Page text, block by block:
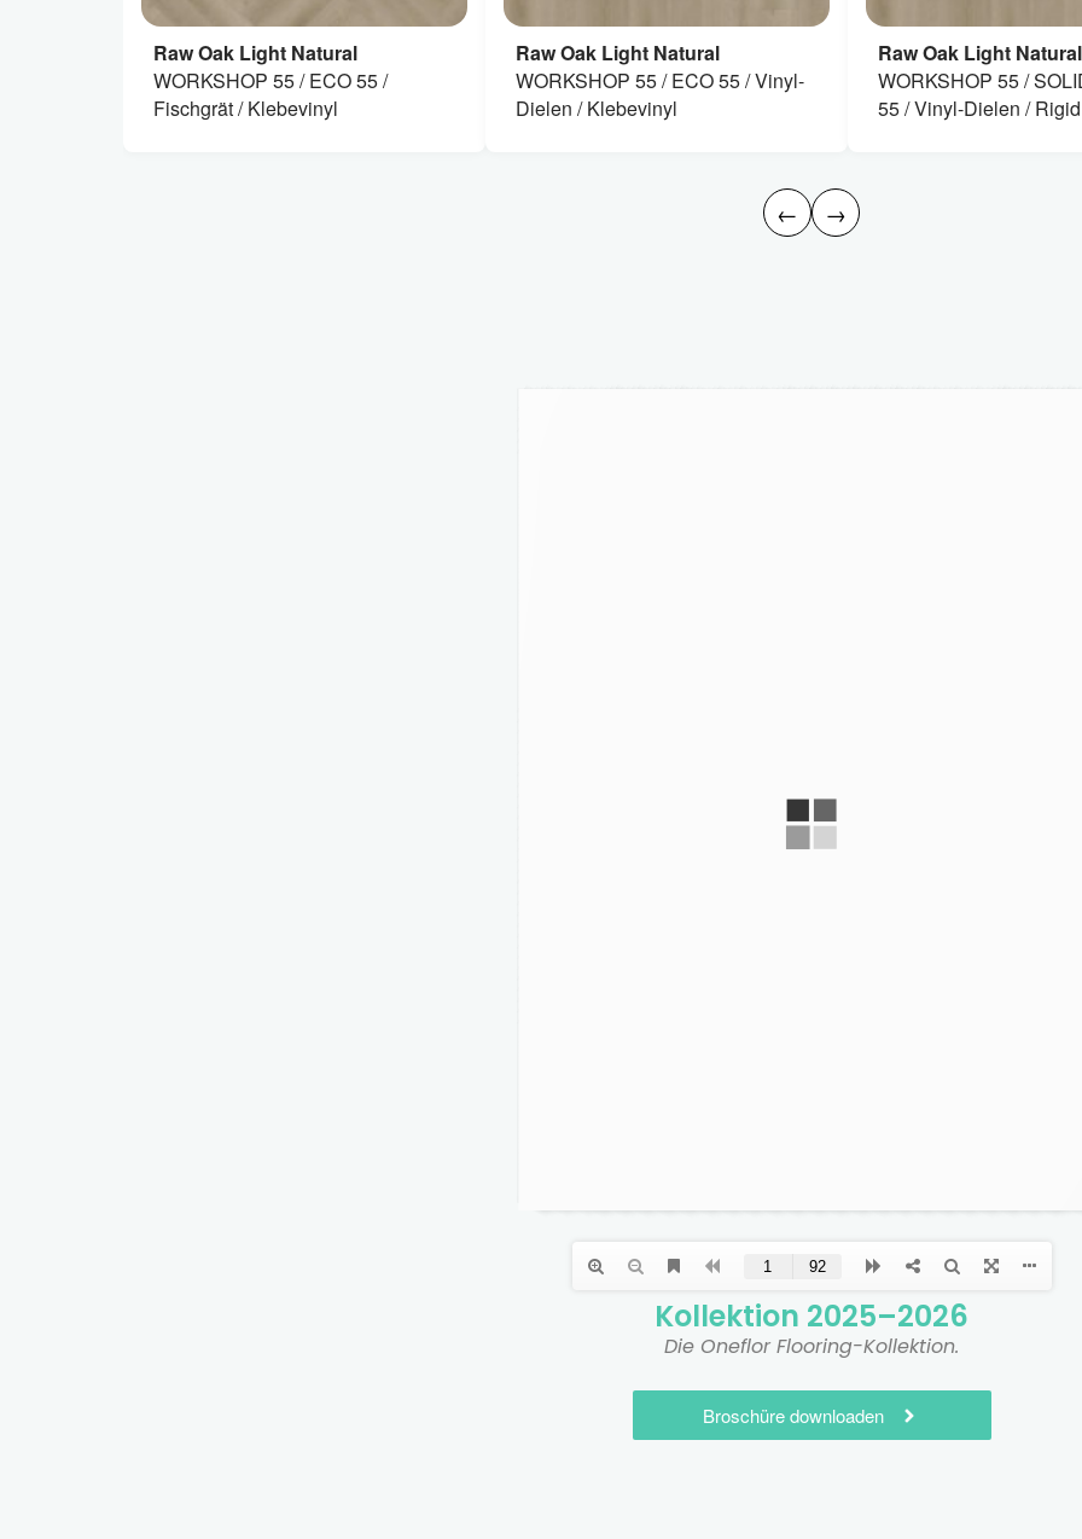
Raw Oak Light Natural
WORKSHOP 55 / ECO 55 /
Fischgrät / Klebevinyl
Raw Oak Light Natural
WORKSHOP 55 / ECO 55 / Vinyl-
Dielen / Klebevinyl
Raw Oak Light Natural
WORKSHOP 55 /
55 / Vinyl-Dielen /
← →
Kollektion 2025–2026
Die Oneflor Flooring-Kollektion.
Broschüre downloaden